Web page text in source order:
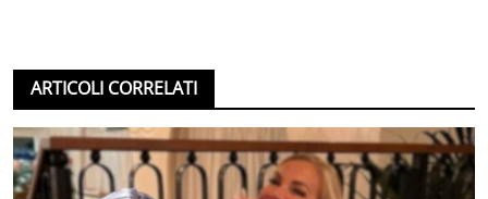
ARTICOLI CORRELATI